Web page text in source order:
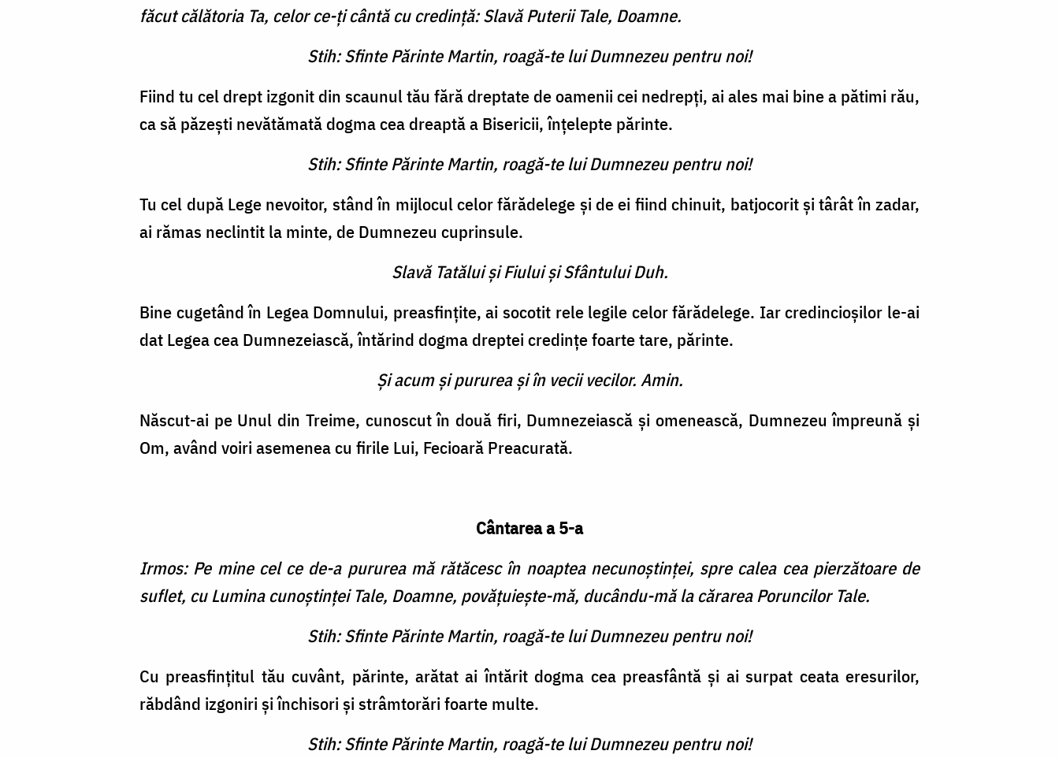
făcut călătoria Ta, celor ce-ţi cântă cu credinţă: Slavă Puterii Tale, Doamne.
Stih: Sfinte Părinte Martin, roagă-te lui Dumnezeu pentru noi!
Fiind tu cel drept izgonit din scaunul tău fără dreptate de oamenii cei nedrepţi, ai ales mai bine a pătimi rău,
ca să păzeşti nevătămată dogma cea dreaptă a Bisericii, înţelepte părinte.
Stih: Sfinte Părinte Martin, roagă-te lui Dumnezeu pentru noi!
Tu cel după Lege nevoitor, stând în mijlocul celor fărădelege şi de ei fiind chinuit, batjocorit şi târât în zadar,
ai rămas neclintit la minte, de Dumnezeu cuprinsule.
Slavă Tatălui şi Fiului şi Sfântului Duh.
Bine cugetând în Legea Domnului, preasfinţite, ai socotit rele legile celor fărădelege. Iar credin­cioşilor le-ai
dat Legea cea Dumnezeiască, întărind dogma dreptei credinţe foarte tare, părinte.
Şi acum şi pururea şi în vecii vecilor. Amin.
Născut-ai pe Unul din Treime, cunoscut în două firi, Dumne­zeiască şi omenească, Dumnezeu împreună şi
Om, având voiri asemenea cu firile Lui, Fecioară Preacurată.
Cântarea a 5-a
Irmos: Pe mine cel ce de-a pururea mă rătăcesc în noaptea necunoştinţei, spre calea cea pierzătoare de
suflet, cu Lumina cunoştinţei Tale, Doamne, povăţuieşte-mă, ducându-mă la cărarea Porun­cilor Tale.
Stih: Sfinte Părinte Martin, roagă-te lui Dumnezeu pentru noi!
Cu preasfinţitul tău cuvânt, părinte, arătat ai întărit dogma cea preasfântă şi ai surpat ceata eresurilor,
răbdând izgoniri şi închisori şi strâmtorări foarte multe.
Stih: Sfinte Părinte Martin, roagă-te lui Dumnezeu pentru noi!